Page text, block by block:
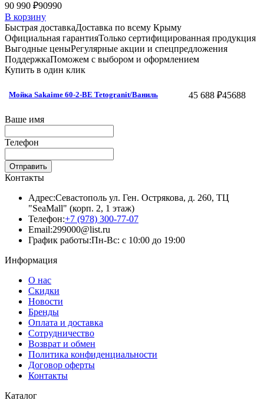
90 990 ₽90990
В корзину
Быстрая доставкаДоставка по всему Крыму
Официальная гарантияТолько сертифицированная продукция
Выгодные ценыРегулярные акции и спецпредложения
ПоддержкаПоможем с выбором и оформлением
Купить в один клик
Мойка Sakaime 60-2-BE Tetogranit/Ваниль 45 688 ₽45688
Ваше имя
Телефон
Отправить
Контакты
Адрес:Севастополь ул. Ген. Острякова, д. 260, ТЦ
"SeaMall" (корп. 2, 1 этаж)
Телефон:+7 (978) 300-77-07
Email:299000@list.ru
График работы:Пн-Вс: с 10:00 до 19:00
Информация
О нас
Скидки
Новости
Бренды
Оплата и доставка
Сотрудничество
Возврат и обмен
Политика конфиденциальности
Договор оферты
Контакты
Каталог